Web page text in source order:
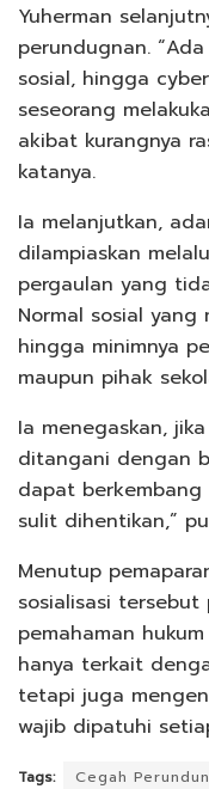
Yuherman
perundugnan.
sosial, hingga
seseorang
akibat kurangnya
katanya.
Ia melanjutkan,
dilampiaskan
pergaulan yang
Normal sosial
hingga minimnya
maupun pihak
Ia menegaskan,
ditangani dengan
dapat
sulit dihentikan,”
Menutup
sosialisasi
pemahaman
hanya terkait
tetapi juga
wajib dipatuhi
Tags: Cegah